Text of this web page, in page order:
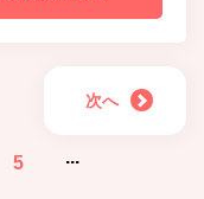
次へ
5 ...